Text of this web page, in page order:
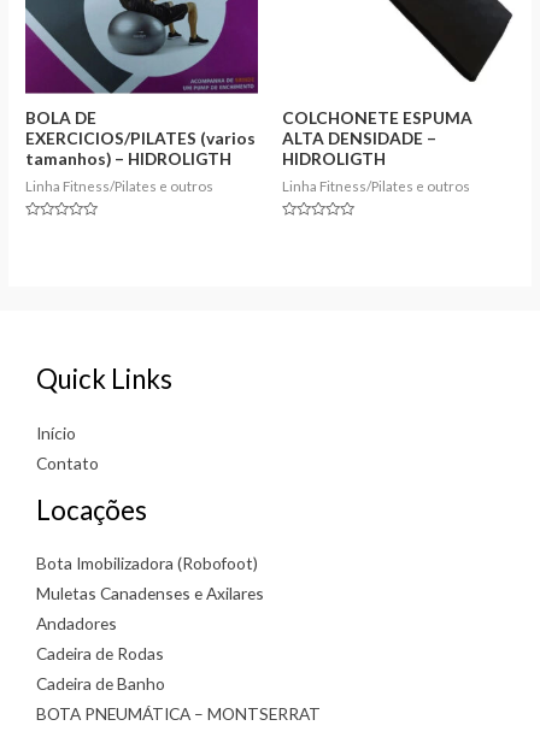
BOLA DE
EXERCICIOS/PILATES (varios
tamanhos) – HIDROLIGTH
Linha Fitness/Pilates e outros
COLCHONETE ESPUMA
ALTA DENSIDADE –
HIDROLIGTH
Linha Fitness/Pilates e outros
Quick Links
Início
Contato
Locações
Bota Imobilizadora (Robofoot)
Muletas Canadenses e Axilares
Andadores
Cadeira de Rodas
Cadeira de Banho
BOTA PNEUMÁTICA – MONTSERRAT